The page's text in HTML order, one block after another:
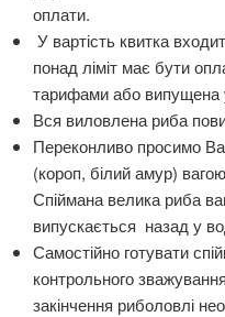
оплати.
У вартість квитка
понад ліміт має бути
тарифами або випущена
Вся виловлена риба
Переконливо просимо
(короп, білий амур)
Спіймана велика риба
випускається назад у
Самостійно готувати
контрольного
закінчення риболовлі